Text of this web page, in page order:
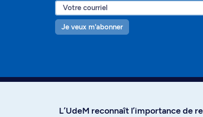
Je veux m'abonner
L’UdeM reconnaît l’importance de